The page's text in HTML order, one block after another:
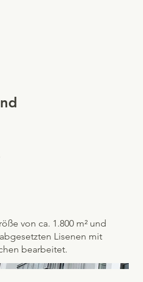
von ca. 1.800 m² und
Lisenen mit
bearbeitet.